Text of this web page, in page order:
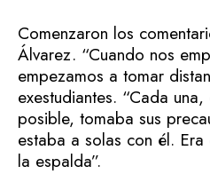
Comenzaron los
Álvarez. “Cuando nos
empezamos a tomar
exestudiantes. “Cada
posible, tomaba sus
estaba a solas con él.
la espalda”.